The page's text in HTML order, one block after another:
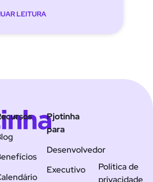
LEITURA
Pjotinha
para
Desenvolvedor
Executivo
Política de
privacidade